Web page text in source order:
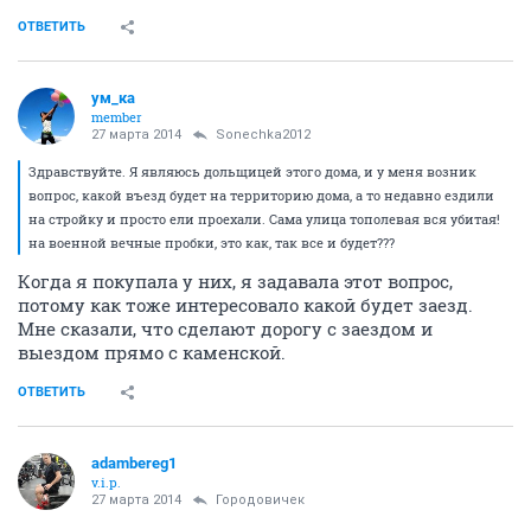
ОТВЕТИТЬ
ум_ка
member
27 марта 2014 Sonechka2012
Здравствуйте. Я являюсь дольщицей этого дома, и у меня возник
вопрос, какой въезд будет на территорию дома, а то недавно ездили
на стройку и просто ели проехали. Сама улица тополевая вся убитая!
на военной вечные пробки, это как, так все и будет???
Когда я покупала у них, я задавала этот вопрос,
потому как тоже интересовало какой будет заезд.
Мне сказали, что сделают дорогу с заездом и
выездом прямо с каменской.
ОТВЕТИТЬ
adambereg1
v.i.p.
27 марта 2014 Городовичек